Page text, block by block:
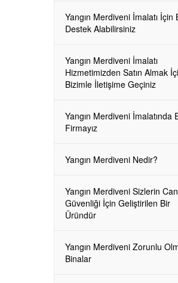
Yangın Merdiveni İmalatı İçin
Destek Alabilirsiniz
Yangın Merdiveni İmalatı
Hizmetimizden Satın Almak
Bizimle İletişime Geçiniz
Yangın Merdiveni İmalatında
Firmayız
Yangın Merdiveni Nedir?
Yangın Merdiveni Sizlerin Can
Güvenliği İçin Geliştirilen Bir
Üründür
Yangın Merdiveni Zorunlu
Binalar